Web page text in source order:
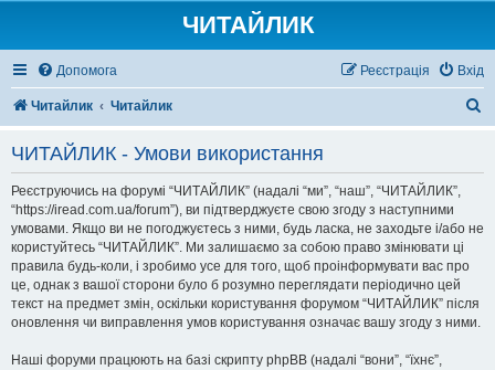
ЧИТАЙЛИК
Допомога Вхід
Реєстрація
Читайлик Читайлик
ЧИТАЙЛИК - Умови використання
Реєструючись на форумі “ЧИТАЙЛИК” (надалі “ми”, “наш”, “ЧИТАЙЛИК”,
“https://iread.com.ua/forum”), ви підтверджуєте свою згоду з наступними
умовами. Якщо ви не погоджуєтесь з ними, будь ласка, не заходьте і/або не
користуйтесь “ЧИТАЙЛИК”. Ми залишаємо за собою право змінювати ці
правила будь-коли, і зробимо усе для того, щоб проінформувати вас про
це, однак з вашої сторони було б розумно переглядати періодично цей
текст на предмет змін, оскільки користування форумом “ЧИТАЙЛИК” після
оновлення чи виправлення умов користування означає вашу згоду з ними.
Наші форуми працюють на базі скрипту phpBB (надалі “вони”, “їхнє”,